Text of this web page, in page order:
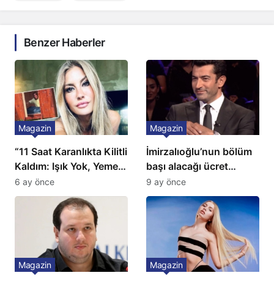
Benzer Haberler
“11 Saat Karanlıkta Kilitli
Kaldım: Işık Yok, Yemek
Yok, Tuvalet Yok!”
Çağla Şikel’den Şok
Magazin
6 ay önce
İmirzalıoğlu’nun bölüm
başı alacağı ücret
Türkiye’de bir ilk:
Gözünü 2 ilçeye dikti!
Magazin
9 ay önce
Magazin Magazin